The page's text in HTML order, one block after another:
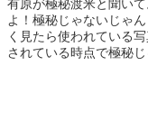
有原が極秘渡米と聞い
よ！極秘じゃないじゃ
く見たら使われている
されている時点で極秘